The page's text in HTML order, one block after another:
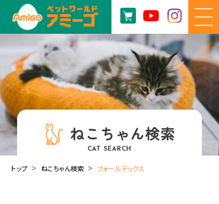
ねこちゃん検索
CAT SEARCH
トップ ねこちゃん検索 フォールデックス